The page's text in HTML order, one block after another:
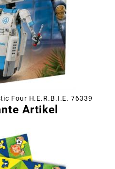
Four H.E.R.B.I.E. 76339
Artikel